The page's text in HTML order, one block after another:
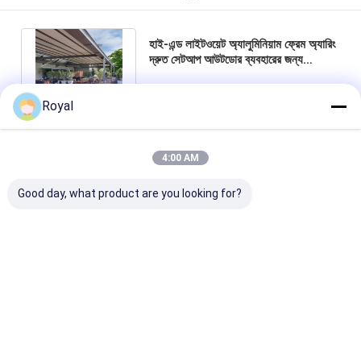
হাই-এন্ড লাইটওয়েট অ্যালুমিনিয়াম ফ্রেম অ্যারিং
দ্রুত সেটআপ আউটডোর ব্যবহারের জন্য
চ্যাট
Royal
4:00 AM
Good day, what product are you looking for?